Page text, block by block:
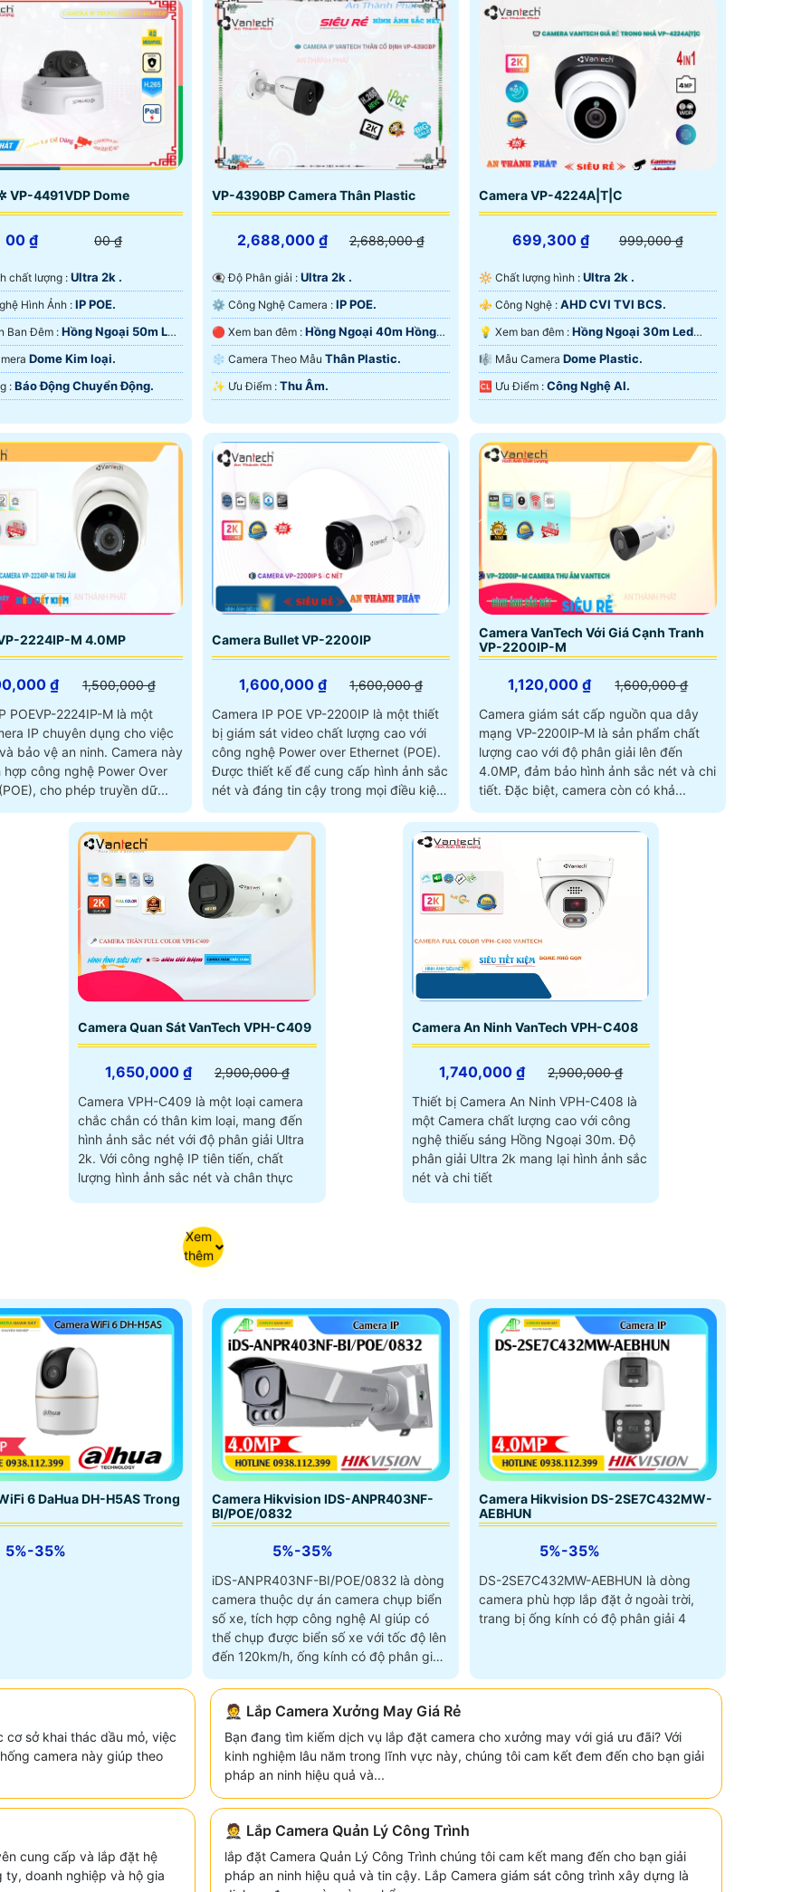
VP-4491VDP Dome
00 ₫ 00 ₫
chất lượng : Ultra 2k .
🤖️ Công Nghệ Hình Ảnh : IP POE.
❂ Tầm Nhìn Ban Đêm : Hồng Ngoại 50m Led
Dome Kim loại.
️➲ Khả Năng : Báo Động Chuyển Động.
VP-4390BP Camera Thân Plastic
2,688,000 ₫ 2,688,000 ₫
👁️‍🗨 Độ Phân giải : Ultra 2k .
⚙ Công Nghệ Camera : IP POE.
🔴 Xem ban đêm : Hồng Ngoại 40m Hồng
Ngoại Smart IR.
❄ Camera Theo Mẫu Thân Plastic.
️✨ Ưu Điểm : Thu Âm.
Camera VP-4224A|T|C
699,300 ₫ 999,000 ₫
🔆 Chất lượng hình : Ultra 2k .
⚜️ Công Nghệ : AHD CVI TVI BCS.
💡 Xem ban đêm : Hồng Ngoại 30m Led
Array.🎼️ Mẫu Camera Dome Plastic.
️🆑 Ưu Điểm : Công Nghệ AI.
2224IP-M 4.0MP
₫
1,500,000 ₫
POEVP-2224IP-M là một
IP chuyên dụng cho việc
vệ an ninh. Camera này
công nghệ Power Over
cho phép truyền dữ...
Camera Bullet VP-2200IP
1,600,000 ₫
1,600,000 ₫
Camera IP POE VP-2200IP là một thiết
bị giám sát video chất lượng cao với
công nghệ Power over Ethernet (POE).
Được thiết kế để cung cấp hình ảnh sắc
nét và đáng tin cậy trong mọi điều kiện
Camera VanTech Với Giá Cạnh Tranh
VP-2200IP-M
1,120,000 ₫
1,600,000 ₫
Camera giám sát cấp nguồn qua dây
mạng VP-2200IP-M là sản phẩm chất
lượng cao với độ phân giải lên đến
4.0MP, đảm bảo hình ảnh sắc nét và chi
tiết. Đặc biệt, camera còn có khả...
Camera Quan Sát VanTech VPH-C409
1,650,000 ₫
2,900,000 ₫
Camera VPH-C409 là một loại camera
chắc chắn có thân kim loại, mang đến
hình ảnh sắc nét với độ phân giải Ultra
2k. Với công nghệ IP tiên tiến, chất
lượng hình ảnh sắc nét và chân thực
Camera An Ninh VanTech VPH-C408
1,740,000 ₫
2,900,000 ₫
Thiết bị Camera An Ninh VPH-C408 là
một Camera chất lượng cao với công
nghệ thiếu sáng Hồng Ngoại 30m. Độ
phân giải Ultra 2k mang lại hình ảnh sắc
nét và chi tiết
Xem
thêm
6 DaHua DH-H5AS Trong
5%-35%
Camera Hikvision IDS-ANPR403NF-
BI/POE/0832
5%-35%
iDS-ANPR403NF-BI/POE/0832 là dòng
camera thuộc dự án camera chụp biển
số xe, tích hợp công nghệ AI giúp có
thể chụp được biển số xe với tốc độ lên
đến 120km/h, ống kính có độ phân giải
Camera Hikvision DS-2SE7C432MW-
AEBHUN
5%-35%
DS-2SE7C432MW-AEBHUN là dòng
camera phù hợp lắp đặt ở ngoài trời,
trang bị ống kính có độ phân giải 4
cơ sở khai thác dầu mỏ, việc
camera này giúp theo
🤵 Lắp Camera Xưởng May Giá Rẻ
Bạn đang tìm kiếm dịch vụ lắp đặt camera cho xưởng may với giá ưu đãi? Với
kinh nghiệm lâu năm trong lĩnh vực này, chúng tôi cam kết đem đến cho bạn giải
pháp an ninh hiệu quả và...
cung cấp và lắp đặt hệ
doanh nghiệp và hộ gia
🤵 Lắp Camera Quản Lý Công Trình
lắp đặt Camera Quản Lý Công Trình chúng tôi cam kết mang đến cho bạn giải
pháp an ninh hiệu quả và tin cậy. Lắp Camera giám sát công trình xây dựng là